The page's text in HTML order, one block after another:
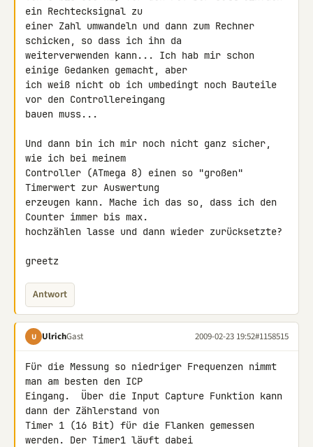
ein Rechtecksignal zu
einer Zahl umwandeln und dann zum Rechner
schicken, so dass ich ihn da
weiterverwenden kann... Ich hab mir schon
einige Gedanken gemacht, aber
ich weiß nicht ob ich umbedingt noch Bauteile
vor den Controllereingang
bauen muss...
Und dann bin ich mir noch nicht ganz sicher,
wie ich bei meinem
Controller (ATmega 8) einen so "großen"
Timerwert zur Auswertung
erzeugen kann. Mache ich das so, dass ich den
Counter immer bis max.
hochzählen lasse und dann wieder zurücksetzte?
greetz
Antwort
U UlrichGast 2009-02-23 19:52#1158515
Für die Messung so niedriger Frequenzen nimmt
man am besten den ICP
Eingang.  Über die Input Capture Funktion kann
dann der Zählerstand von
Timer 1 (16 Bit) für die Flanken gemessen
werden. Der Timer1 läuft dabei